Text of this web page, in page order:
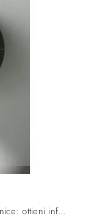
Complementi moderni e specchi senza cornice: ottieni informazioni sul modello Token di Target Point e potrai completare i tuoi locali.